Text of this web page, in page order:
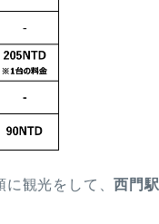
に観光をして、西門駅